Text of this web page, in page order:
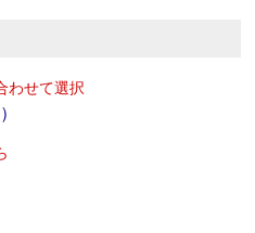
わせて選択